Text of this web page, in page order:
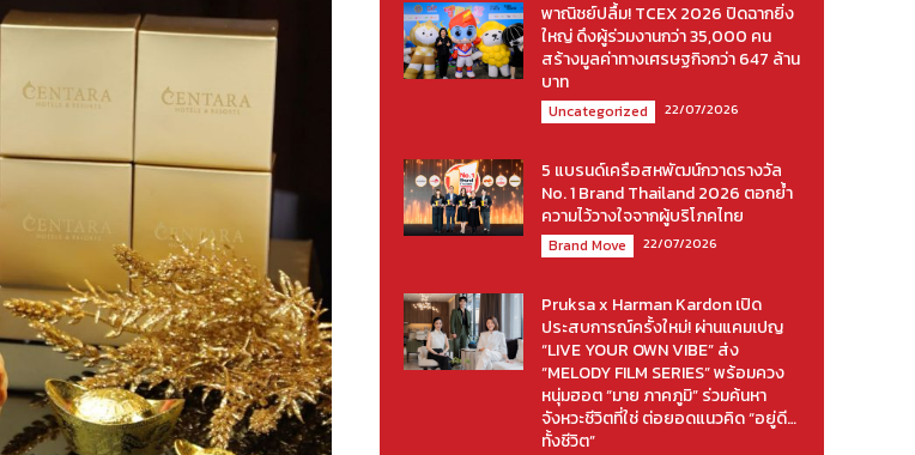
พาณิชย์ปลื้ม! TCEX 2026 ปิดฉากยิ่ง
ใหญ่ ดึงผู้ร่วมงานกว่า 35,000 คน
สร้างมูลค่าทางเศรษฐกิจกว่า 647 ล้าน
บาท
Uncategorized 22/07/2026
5 แบรนด์เครือสหพัฒน์กวาดรางวัล
No. 1 Brand Thailand 2026 ตอกย้ำ
ความไว้วางใจจากผู้บริโภคไทย
Brand Move 22/07/2026
Pruksa x Harman Kardon เปิด
ประสบการณ์ครั้งใหม่! ผ่านแคมเปญ
“LIVE YOUR OWN VIBE” ส่ง
“MELODY FILM SERIES” พร้อมควง
หนุ่มฮอต “มาย ภาคภูมิ” ร่วมค้นหา
จังหวะชีวิตที่ใช่ ต่อยอดแนวคิด “อยู่ดี…
ทั้งชีวิต”